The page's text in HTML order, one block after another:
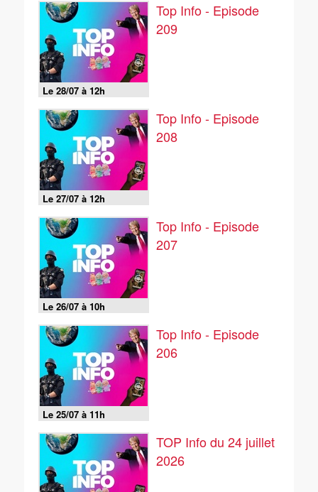
Le 28/07 à 12h
Top Info - Episode
209
Le 27/07 à 12h
Top Info - Episode
208
Le 26/07 à 10h
Top Info - Episode
207
Le 25/07 à 11h
Top Info - Episode
206
TOP Info du 24 juillet
2026